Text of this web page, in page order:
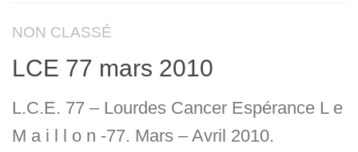
NON CLASSÉ
LCE 77 mars 2010
L.C.E. 77 – Lourdes Cancer Espérance L e
M a i l l o n -77. Mars – Avril 2010.